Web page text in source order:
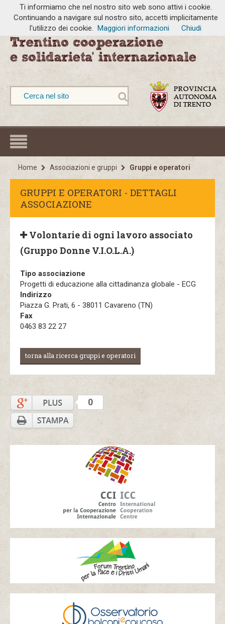
Home Associazioni e gruppi Gruppi e operatori
GRUPPI E OPERATORI - DETTAGLI
ASSOCIAZIONE
Volontarie di ogni lavoro associato
(Gruppo Donne V.I.O.L.A.)
Tipo associazione
Progetti di educazione alla cittadinanza globale - ECG
Indirizzo
Piazza G. Prati, 6 - 38011 Cavareno (TN)
Fax
0463 83 22 27
torna alla ricerca gruppi e operatori
0
Ti informiamo che nel nostro sito web sono attivi i cookie.
Continuando a navigare sul nostro sito, accetti implicitamente
l'utilizzo dei cookie. Maggiori informazioni Chiudi